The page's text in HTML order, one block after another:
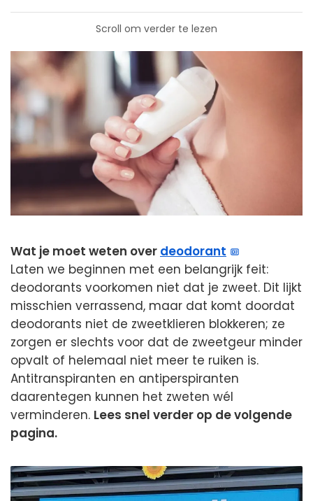
Scroll om verder te lezen
Wat je moet weten over deodorant
Laten we beginnen met een belangrijk feit:
deodorants voorkomen niet dat je zweet. Dit lijkt
misschien verrassend, maar dat komt doordat
deodorants niet de zweetklieren blokkeren; ze
zorgen er slechts voor dat de zweetgeur minder
opvalt of helemaal niet meer te ruiken is.
Antitranspiranten en antiperspiranten
daarentegen kunnen het zweten wél
verminderen. Lees snel verder op de volgende
pagina.